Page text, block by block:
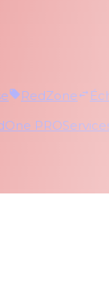
RedZone
PRO